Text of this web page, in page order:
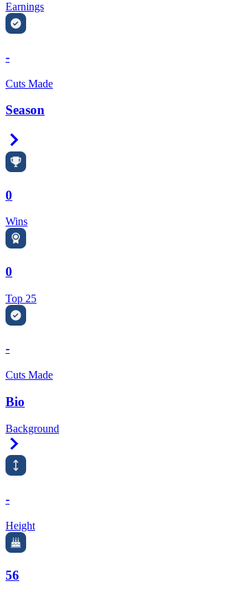
Earnings
-
Cuts Made
Season
0
Wins
0
Top 25
-
Cuts Made
Bio
Background
-
Height
56